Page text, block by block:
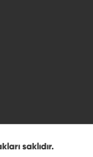
saklıdır.